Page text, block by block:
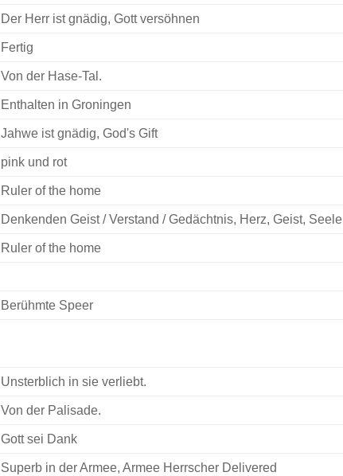
Der Herr ist gnädig, Gott versöhnen
Fertig
Von der Hase-Tal.
Enthalten in Groningen
Jahwe ist gnädig, God's Gift
pink und rot
Ruler of the home
Denkenden Geist / Verstand / Gedächtnis, Herz, Geist, Seele
Ruler of the home
Berühmte Speer
Unsterblich in sie verliebt.
Von der Palisade.
Gott sei Dank
Superb in der Armee, Armee Herrscher Delivered